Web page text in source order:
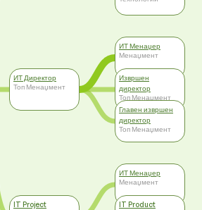
ИТ Директор
Топ Менаџмент
IT Project
ИТ Менаџер
Менаџмент
Извршен
директор
Топ Менаџмент
Главен извршен
директор
Топ Менаџмент
ИТ Менаџер
Менаџмент
IT Product